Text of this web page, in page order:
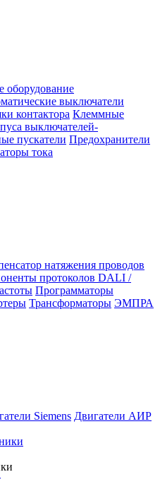
оборудование
выключатели
контактора Клеммные
выключателей-
пускатели Предохранители
тока
натяжения проводов
протоколов DALI /
Программаторы
Трансформаторы ЭМПРА
Siemens Двигатели АИР